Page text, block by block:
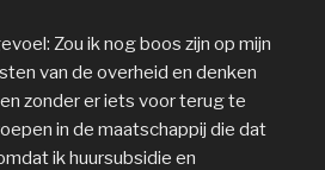
Zou ik nog boos zijn op mijn
van de overheid en denken
zonder er iets voor terug te
in de maatschappij die dat
ik huursubsidie en